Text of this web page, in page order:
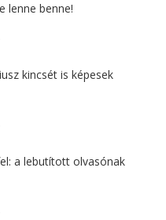
lenne benne!
kincsét is képesek
a lebutított olvasónak